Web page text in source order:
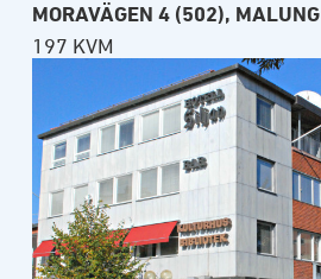
MORAVÄGEN 4 (502), MALUNG
197 KVM